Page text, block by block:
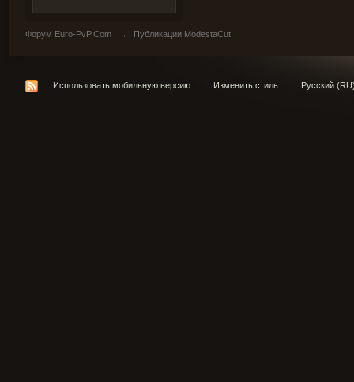
Форум Euro-PvP.Com → Публикации ModestaCut
Использовать мобильную версию Изменить стиль Русский